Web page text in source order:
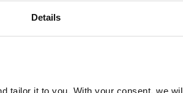
Details
tailor it to you. With your consent, we
darunter ist
hinaus kann das
angemessene Zufuhr kann